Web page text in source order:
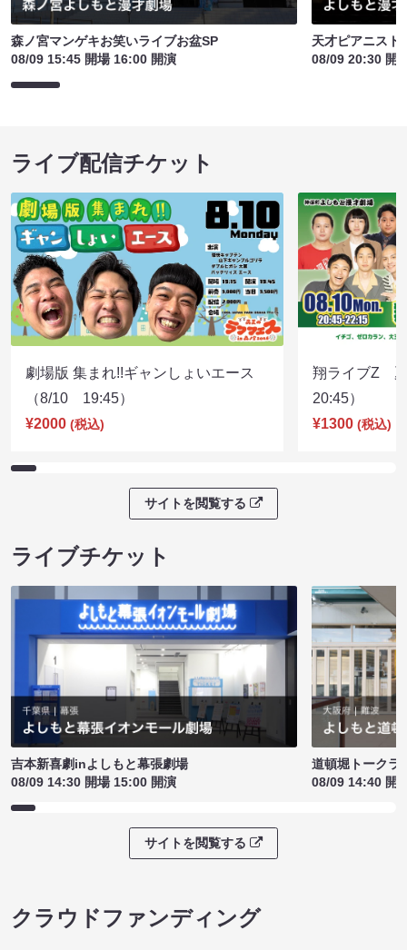
森ノ宮マンゲキお笑いライブお盆SP
08/09 15:45 開場 16:00 開演
天才ピアニスト
08/09 20:30 開
ライブ配信チケット
劇場版 集まれ!!ギャンしょいエース
（8/10 19:45）
¥2000 (税込)
翔ライブZ
20:45）
¥1300 (税込)
サイトを閲覧する
ライブチケット
吉本新喜劇inよしもと幕張劇場
08/09 14:30 開場 15:00 開演
道頓堀トークラ
08/09 14:40 開
サイトを閲覧する
クラウドファンディング